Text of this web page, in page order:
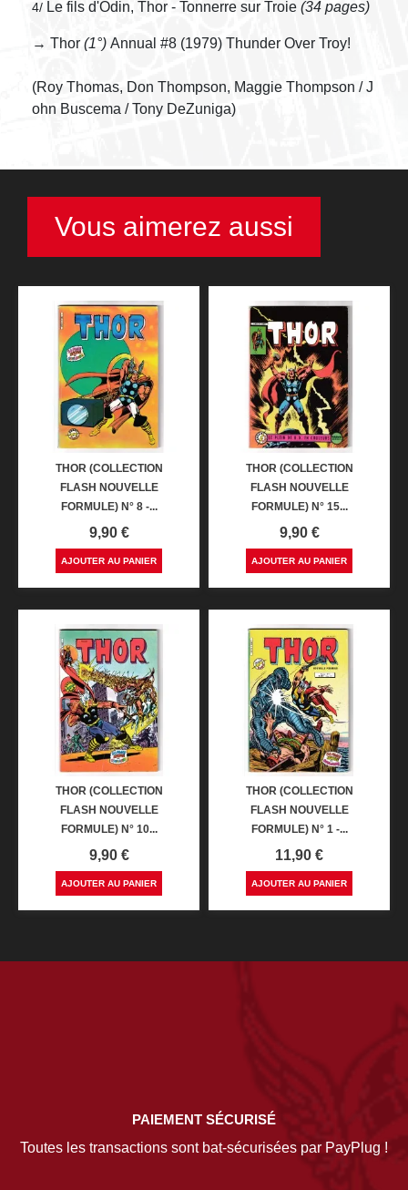
4/ Le fils d'Odin, Thor - Tonnerre sur Troie (34 pages)
→ Thor (1°) Annual #8 (1979) Thunder Over Troy!
(Roy Thomas, Don Thompson, Maggie Thompson / J
ohn Buscema / Tony DeZuniga)
Vous aimerez aussi
THOR (COLLECTION
FLASH NOUVELLE
FORMULE) N° 8 -...
Prix
9,90 €
AJOUTER AU PANIER
THOR (COLLECTION
FLASH NOUVELLE
FORMULE) N° 15...
Prix
9,90 €
AJOUTER AU PANIER
THOR (COLLECTION
FLASH NOUVELLE
FORMULE) N° 10...
Prix
9,90 €
AJOUTER AU PANIER
THOR (COLLECTION
FLASH NOUVELLE
FORMULE) N° 1 -...
Prix
11,90 €
AJOUTER AU PANIER
PAIEMENT SÉCURISÉ
Toutes les transactions sont bat-sécurisées par PayPlug !